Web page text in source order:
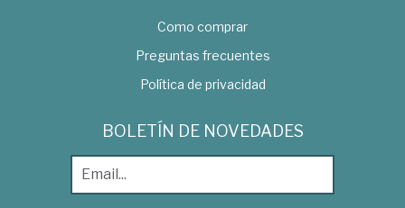
Como comprar
Preguntas frecuentes
Política de privacidad
BOLETÍN DE NOVEDADES